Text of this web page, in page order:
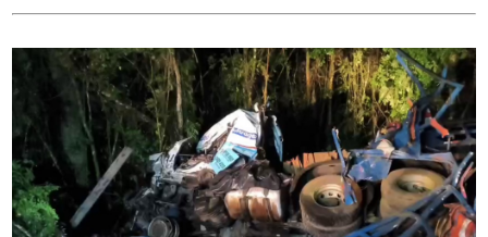
Obras
Policial
Região
Saúde
Tempo
Trânsito